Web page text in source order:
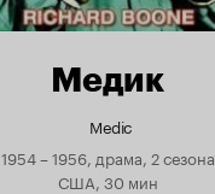
Медик
Medic
1954 – 1956, драма, 2 сезона
США, 30 мин